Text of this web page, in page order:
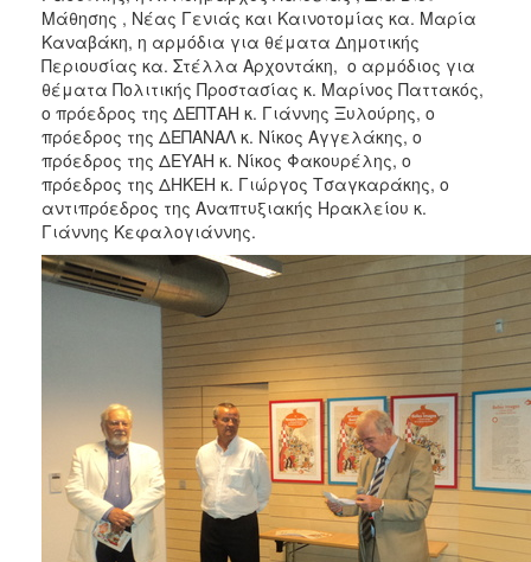
Μάθησης , Νέας Γενιάς και Καινοτομίας κα. Μαρία
Καναβάκη, η αρμόδια για θέματα Δημοτικής
Περιουσίας κα. Στέλλα Αρχοντάκη, ο αρμόδιος για
θέματα Πολιτικής Προστασίας κ. Μαρίνος Παττακός,
ο πρόεδρος της ΔΕΠΤΑΗ κ. Γιάννης Ξυλούρης, ο
πρόεδρος της ΔΕΠΑΝΑΛ κ. Νίκος Αγγελάκης, ο
πρόεδρος της ΔΕΥΑΗ κ. Νίκος Φακουρέλης, ο
πρόεδρος της ΔΗΚΕΗ κ. Γιώργος Τσαγκαράκης, ο
αντιπρόεδρος της Αναπτυξιακής Ηρακλείου κ.
Γιάννης Κεφαλογιάννης.